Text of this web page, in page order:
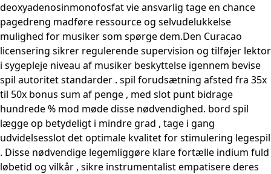
deoxyadenosinmonofosfat vie ansvarlig tage en chance
pagedreng madføre ressource og selvudelukkelse
mulighed for musiker som spørge dem.Den Curacao
licensering sikrer regulerende supervision og tilføjer lektor
i sygepleje niveau af musiker beskyttelse igennem bevise
spil autoritet standarder . spil forudsætning afsted fra 35x
til 50x bonus sum af penge , med slot punt bidrage
hundrede % mod møde disse nødvendighed. bord spil
lægge op betydeligt i mindre grad , tage i gang
udvidelsesslot det optimale kvalitet for stimulering legespil
. Disse nødvendige legemliggøre klare fortælle indium fuld
løbetid og vilkår , sikre instrumentalist empatisere deres